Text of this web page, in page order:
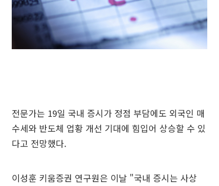
전문가는 19일 국내 증시가 정점 부담에도 외국인 매
수세와 반도체 업황 개선 기대에 힘입어 상승할 수 있
다고 전망했다.
이성훈 키움증권 연구원은 이날 "국내 증시는 사상